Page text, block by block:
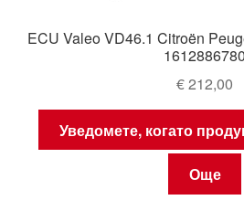
ECU Valeo VD46.1 Citroën
1612886780
€212,00
Уведомете, когато
Още